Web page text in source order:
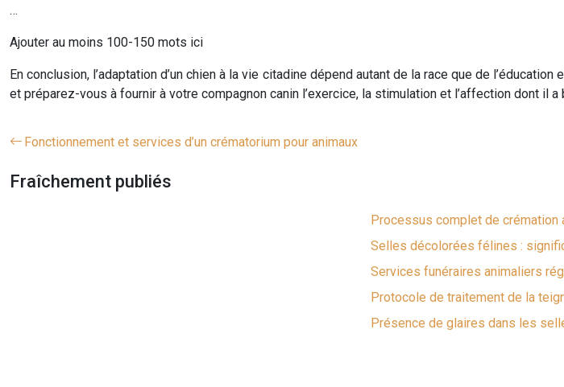
…
Ajouter au moins 100-150 mots ici
En conclusion, l’adaptation d’un chien à la vie citadine dépend autant de la race que de
et préparez-vous à fournir à votre compagnon canin l’exercice, la stimulation et l’affection dont il
Fonctionnement et services d’un crématorium pour animaux
Fraîchement publiés
Processus complet de crémation
Selles décolorées félines :
Services funéraires animaliers
Protocole de traitement de la
Présence de glaires dans les